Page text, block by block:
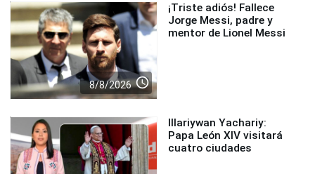
8/8/2026 access_time
¡Triste adiós! Fallece
Jorge Messi, padre y
mentor de Lionel Messi
Illariywan Yachariy:
Papa León XIV visitará
cuatro ciudades